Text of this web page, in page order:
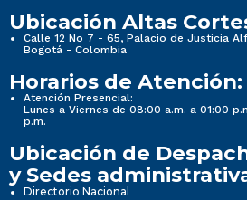
Ubicación Altas
Calle 12 No 7 - 65, Palacio de Justicia
Bogotá - Colombia
Horarios de Atención:
Atención Presencial:
Lunes a Viernes de 08:00 a.m. a 01:00
p.m.
Ubicación de
y Sedes
Directorio Nacional